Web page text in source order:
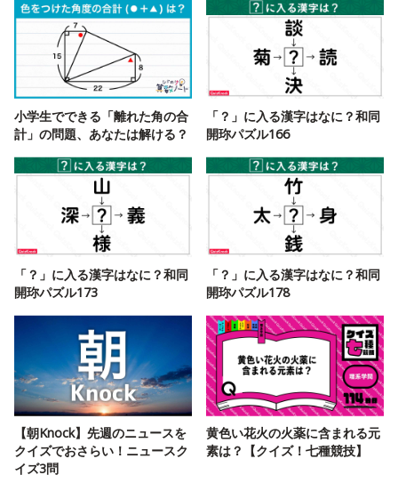
小学生でできる「離れた角の合
計」の問題、あなたは解ける？
「？」に入る漢字はなに？和同
開珎パズル166
「？」に入る漢字はなに？和同
開珎パズル173
「？」に入る漢字はなに？和同
開珎パズル178
【朝Knock】先週のニュースを
クイズでおさらい！ニュースク
イズ3問
黄色い花火の火薬に含まれる元
素は？【クイズ！七種競技】